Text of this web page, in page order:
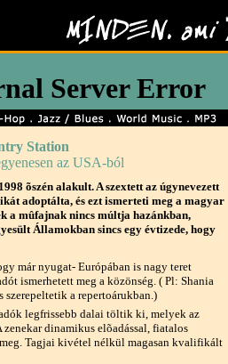
Station
az USA-ból
õszén alakult. A szextett az úgynevezett
adoptálta, és ezt ismerteti meg a magyar
a mûfajnak nincs múltja hazánkban,
Államokban sincs egy évtizede, hogy
már nyugat- Európában is nagy teret
ismerhetett meg a közönség. ( Pl: Shania
a repertoárukban.)
legfrissebb dalai töltik ki, melyek az
dinamikus elõadással, fiatalos
Tagjai kivétel nélkül magasan kvalifikált